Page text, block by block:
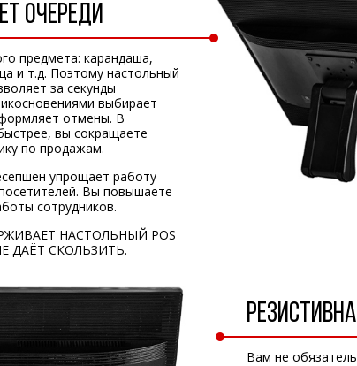
ОЧЕРЕДИ
предмета: карандаша,
и т.д. Поэтому настольный
за секунды
выбирает
отмены. В
вы сокращаете
по продажам.
упрощает работу
Вы повышаете
сотрудников.
НАСТОЛЬНЫЙ POS
СКОЛЬЗИТЬ.
Вам не